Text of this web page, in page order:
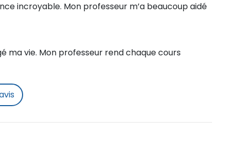
incroyable. Mon professeur m’a beaucoup aidé
ma vie. Mon professeur rend chaque cours